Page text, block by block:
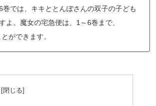
巻では、キキととんぼさんの双子の子ども
よ。魔女の宅急便は、1～6巻まで、
ができます。